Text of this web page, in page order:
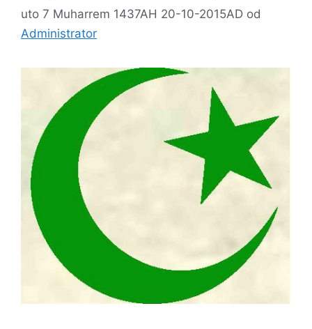
uto 7 Muharrem 1437AH 20-10-2015AD od
Administrator